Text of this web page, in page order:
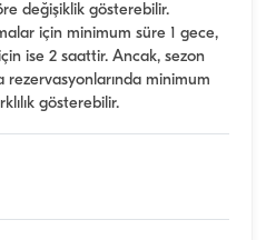
değişiklik gösterebilir.
için minimum süre 1 gece,
ise 2 saattir. Ancak, sezon
rezervasyonlarında minimum
gösterebilir.